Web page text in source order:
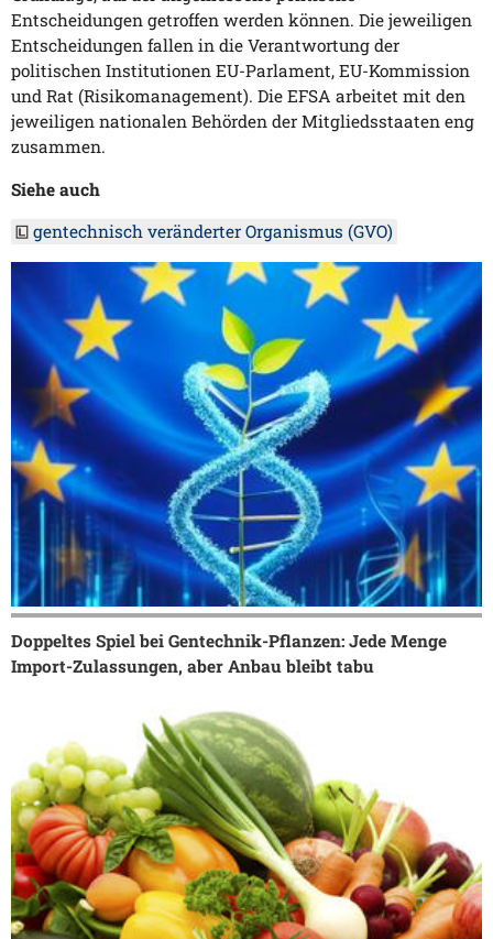
Entscheidungen getroffen werden können. Die jeweiligen
Entscheidungen fallen in die Verantwortung der
politischen Institutionen EU-Parlament, EU-Kommission
und Rat (Risikomanagement). Die EFSA arbeitet mit den
jeweiligen nationalen Behörden der Mitgliedsstaaten eng
zusammen.
Siehe auch
gentechnisch veränderter Organismus (GVO)
Doppeltes Spiel bei Gentechnik-Pflanzen: Jede Menge
Import-Zulassungen, aber Anbau bleibt tabu